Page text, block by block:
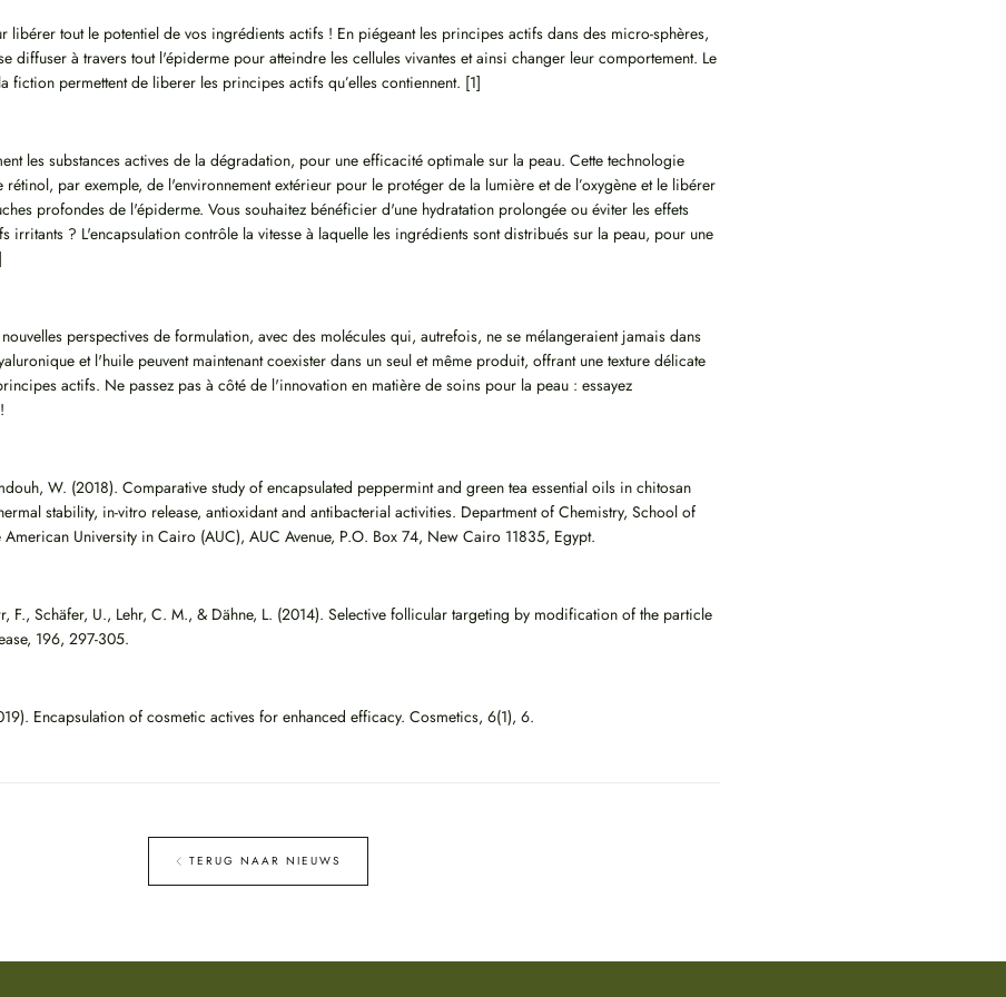
libérer tout le potentiel de vos ingrédients actifs ! En piégeant les principes actifs dans des micro-sphères,
diffuser à travers tout l'épiderme pour atteindre les cellules vivantes et ainsi changer leur comportement. Le
fiction permettent de liberer les principes actifs qu’elles contiennent. [1]
les substances actives de la dégradation, pour une efficacité optimale sur la peau. Cette technologie
rétinol, par exemple, de l'environnement extérieur pour le protéger de la lumière et de l’oxygène et le libérer
profondes de l'épiderme. Vous souhaitez bénéficier d'une hydratation prolongée ou éviter les effets
irritants ? L'encapsulation contrôle la vitesse à laquelle les ingrédients sont distribués sur la peau, pour une
perspectives de formulation, avec des molécules qui, autrefois, ne se mélangeraient jamais dans
et l'huile peuvent maintenant coexister dans un seul et même produit, offrant une texture délicate
actifs. Ne passez pas à côté de l'innovation en matière de soins pour la peau : essayez
W. (2018). Comparative study of encapsulated peppermint and green tea essential oils in chitosan
stability, in-vitro release, antioxidant and antibacterial activities. Department of Chemistry, School of
University in Cairo (AUC), AUC Avenue, P.O. Box 74, New Cairo 11835, Egypt.
F., Schäfer, U., Lehr, C. M., & Dähne, L. (2014). Selective follicular targeting by modification of the particle
196, 297-305.
Encapsulation of cosmetic actives for enhanced efficacy. Cosmetics, 6(1), 6.
TERUG NAAR NIEUWS